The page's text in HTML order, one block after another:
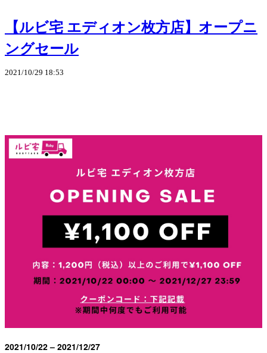
【ルビ宅 エディオン枚方店】オープニ
ングセール
2021/10/29 18:53
2021/10/22 – 2021/12/27